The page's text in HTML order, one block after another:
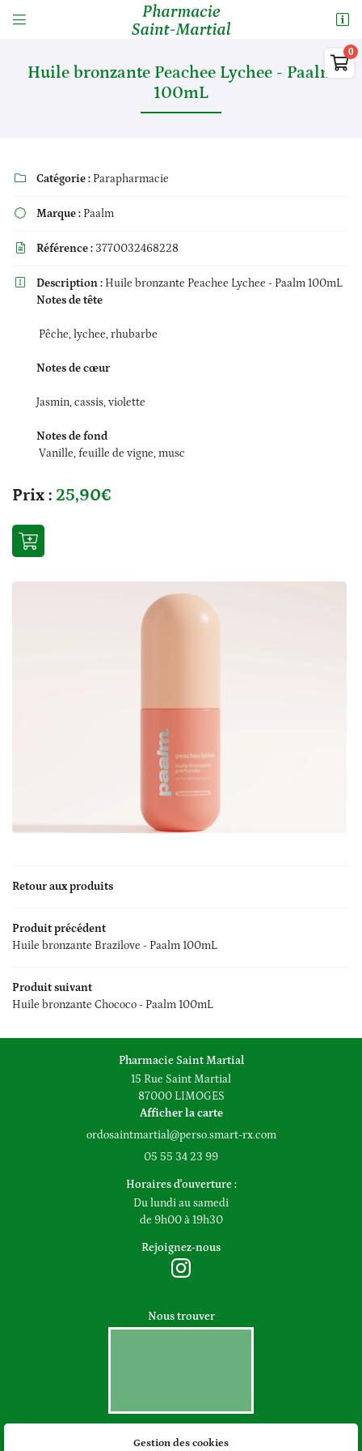

Contact

05 55 34 23 99

Voir notre sélection
 Adresse email de réception
En cochant cette case, vous consentez à recevoir nos propositions commerciales à
l'adresse email indiqué ci-dessus. Vous pouvez vous désinscrire à tout moment en
utilisantle formulaire de désinscription
Inscription
Huile bronzante Peachee Lychee - Paalm
100mL
 Catégorie : Parapharmacie
 Marque : Paalm
 Référence :3770032468228
 Description : Huile bronzante Peachee Lychee - Paalm 100mL
Notes de tête
Pêche, lychee, rhubarbe
Notes de cœur
Jasmin, cassis, violette
Notes de fond
Vanille, feuille de vigne, musc
Prix : 25,90€
Retour aux produits
Produit précédent
Huile bronzante Brazilove - Paalm 100mL
Produit suivant
Huile bronzante Chococo - Paalm 100mL
Pharmacie Saint Martial
15 Rue Saint Martial
87000 LIMOGES
Afficher la carte
05 55 34 23 99
Horaires d'ouverture :
Du lundi au samedi
de 9h00 à 19h30
Rejoignez-nous
Nous trouver
Mentions Légales
Gestion des cookies